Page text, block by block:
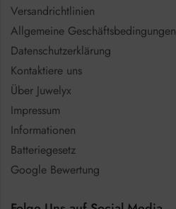
Versandrichtlinien
Allgemeine Geschäftsbedingungen
Datenschutzerklärung
Kontaktiere uns
Über Juwelyx
Impressum
Informationen
Batteriegesetz
Google Bewertung